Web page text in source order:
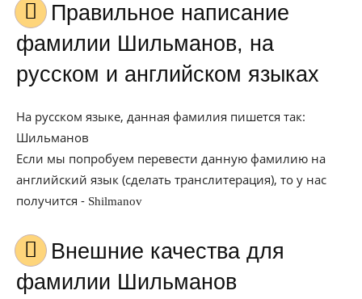
Правильное написание
фамилии Шильманов, на
русском и английском языках
На русском языке, данная фамилия пишется так:
Шильманов
Если мы попробуем перевести данную фамилию на
английский язык (сделать транслитерация), то у нас
получится - Shilmanov
Внешние качества для
фамилии Шильманов